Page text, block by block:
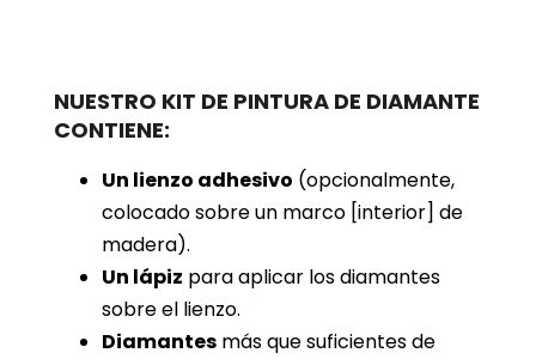
NUESTRO KIT DE PINTURA DE DIAMANTE
CONTIENE:
Un lienzo adhesivo (opcionalmente,
colocado sobre un marco [interior] de
madera).
Un lápiz para aplicar los diamantes
sobre el lienzo.
Diamantes más que suficientes de